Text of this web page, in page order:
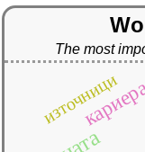
The most
източници